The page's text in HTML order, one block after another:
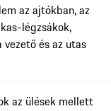
az ajtókban, az
légzsákok,
és az utas
az ülések mellett